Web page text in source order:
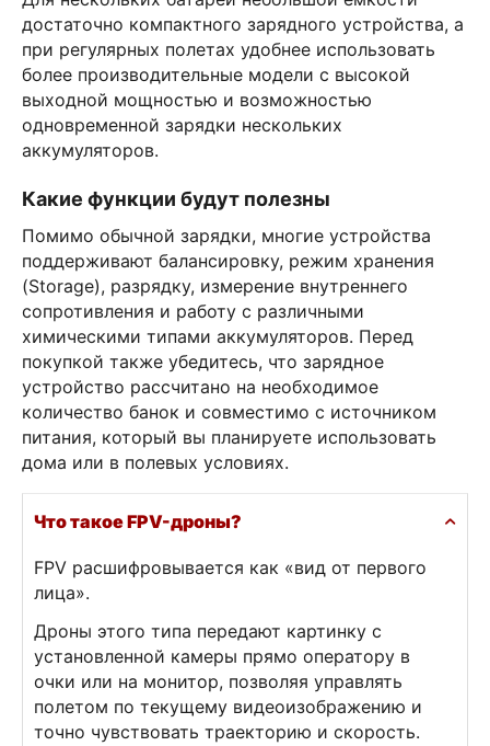
достаточно компактного зарядного устройства, а
при регулярных полетах удобнее использовать
более производительные модели с высокой
выходной мощностью и возможностью
одновременной зарядки нескольких
аккумуляторов.
Какие функции будут полезны
Помимо обычной зарядки, многие устройства
поддерживают балансировку, режим хранения
(Storage), разрядку, измерение внутреннего
сопротивления и работу с различными
химическими типами аккумуляторов. Перед
покупкой также убедитесь, что зарядное
устройство рассчитано на необходимое
количество банок и совместимо с источником
питания, который вы планируете использовать
дома или в полевых условиях.
Что такое FPV-дроны?
FPV расшифровывается как «вид от первого
лица».
Дроны этого типа передают картинку с
установленной камеры прямо оператору в
очки или на монитор, позволяя управлять
полетом по текущему видеоизображению и
точно чувствовать траекторию и скорость.